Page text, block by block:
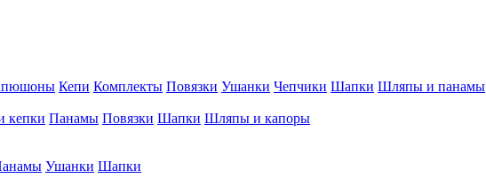
Кепи Комплекты Повязки Ушанки Чепчики Шапки Шляпы и панамы
кепки Панамы Повязки Шапки Шляпы и капоры
Ушанки Шапки